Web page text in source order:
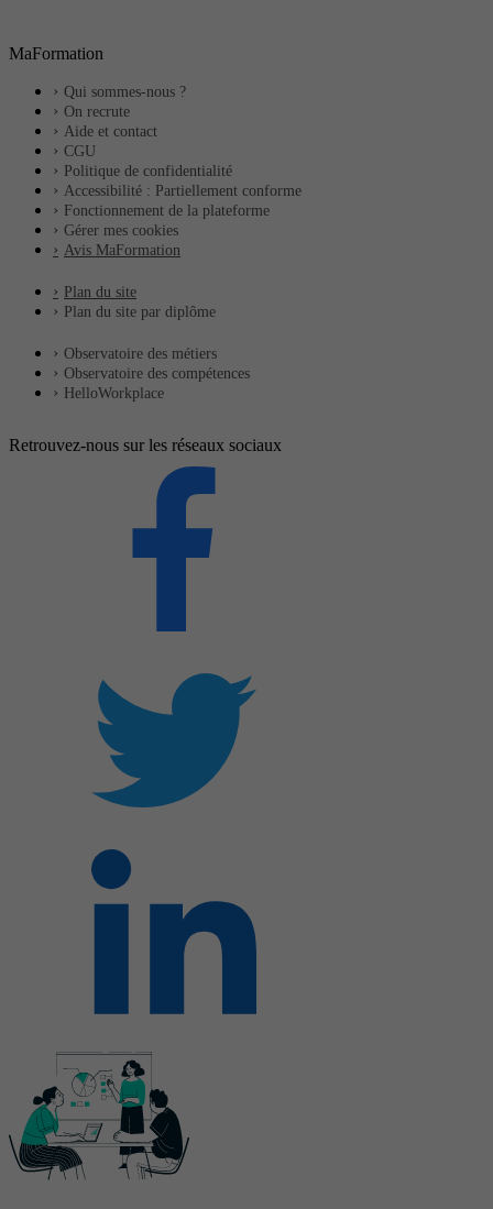
MaFormation
Qui sommes-nous ?
On recrute
Aide et contact
CGU
Politique de confidentialité
Accessibilité : Partiellement conforme
Fonctionnement de la plateforme
Gérer mes cookies
Avis MaFormation
Plan du site
Plan du site par diplôme
Observatoire des métiers
Observatoire des compétences
HelloWorkplace
Retrouvez-nous sur les réseaux sociaux